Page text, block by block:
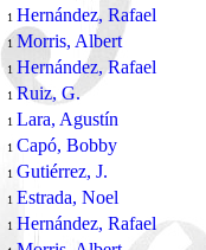
1 Hernández, Rafael
1 Morris, Albert
1 Hernández, Rafael
1 Ruiz, G.
1 Lara, Agustín
1 Capó, Bobby
1 Gutiérrez, J.
1 Estrada, Noel
1 Hernández, Rafael